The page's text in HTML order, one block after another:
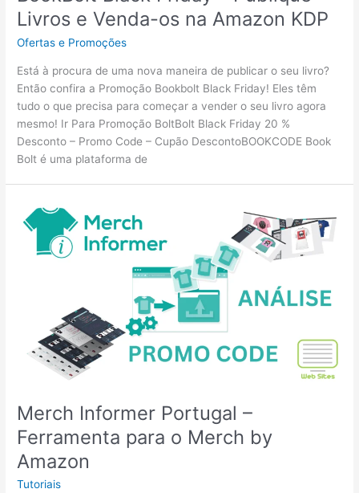
Livros e Venda-os na Amazon KDP
Ofertas e Promoções
Está à procura de uma nova maneira de publicar o seu livro?
Então confira a Promoção Bookbolt Black Friday! Eles têm
tudo o que precisa para começar a vender o seu livro agora
mesmo! Ir Para Promoção BoltBolt Black Friday 20 %
Desconto – Promo Code – Cupão DescontoBOOKCODE Book
Bolt é uma plataforma de
Merch Informer Portugal –
Ferramenta para o Merch by
Amazon
Tutoriais